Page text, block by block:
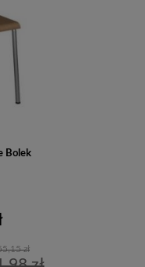
Bolek
zł